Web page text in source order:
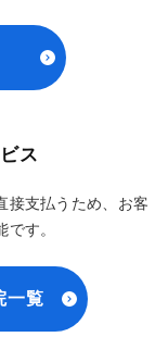
ス
接支払うため、お客
す。
一覧